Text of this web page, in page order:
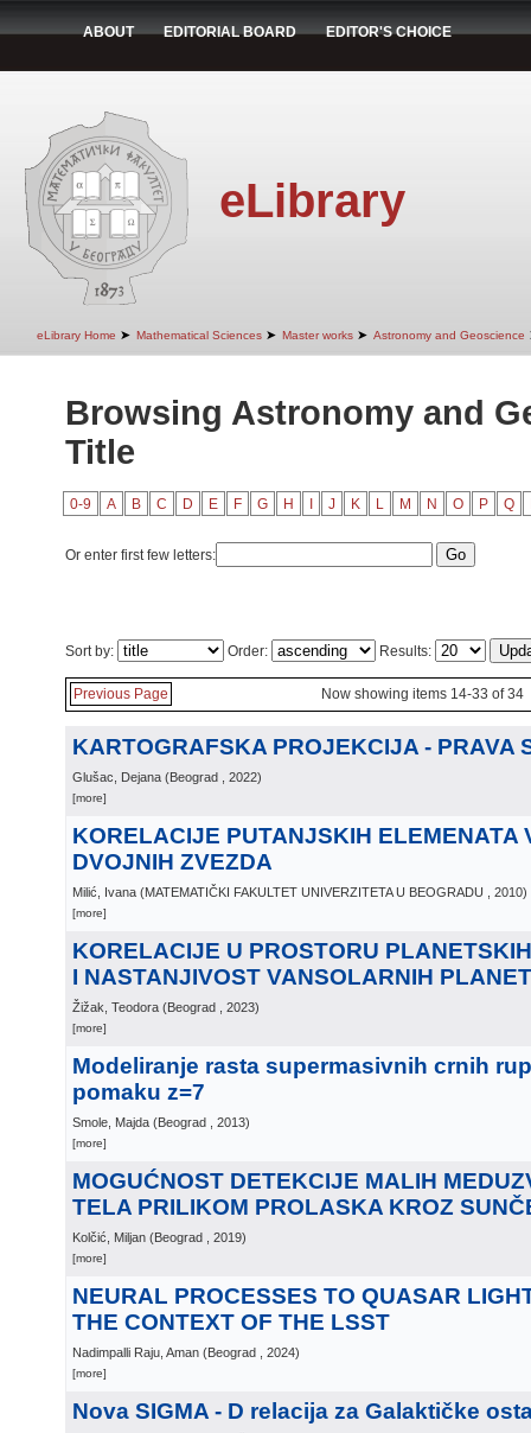
ABOUT EDITORIAL BOARD EDITOR'S CHOICE
eLibrary
eLibrary Home ➤ Mathematical Sciences ➤ Master works ➤ Astronomy and Geoscience
Browsing Astronomy and
Title
0-9 A B C D E F G H J K L M N O P Q
Or enter first few letters:
Sort by: Order: Results:
Previous Page Now showing items 14-33 of 34
KARTOGRAFSKA PROJEKCIJA - PRAVA
Glušac, Dejana (Beograd , 2022)
[more]
KORELACIJE PUTANJSKIH ELEMENATA
DVOJNIH ZVEZDA
Milić, Ivana (MATEMATIČKI FAKULTET UNIVERZITETA U BEOGRADU , 2010)
[more]
KORELACIJE U PROSTORU
I NASTANJIVOST VANSOLARNIH
Žižak, Teodora (Beograd , 2023)
[more]
Modeliranje rasta supermasivnih crnih
pomaku z=7
Smole, Majda (Beograd , 2013)
[more]
MOGUĆNOST DETEKCIJE MALIH
TELA PRILIKOM PROLASKA KROZ
Kolčić, Miljan (Beograd , 2019)
[more]
NEURAL PROCESSES TO QUASAR
THE CONTEXT OF THE LSST
Nadimpalli Raju, Aman (Beograd , 2024)
[more]
Nova SIGMA - D relacija za Galaktičke